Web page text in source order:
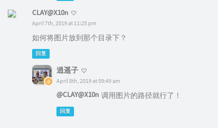
CLAY@X10n
April 7th, 2019 at 11:25 pm
如何将图片放到那个目录下？
回复
逍遥子
April 8th, 2019 at 09:49 am
@CLAY@X10n 调用图片的路径就行了！
回复